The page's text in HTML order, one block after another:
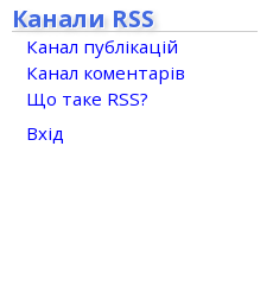
Канали RSS
Канал публікацій
Канал коментарів
Що таке RSS?
Вхід